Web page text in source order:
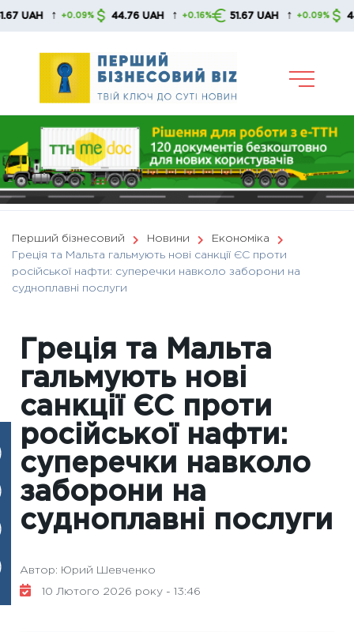
Skip
↑ +0.09% 44.76 UAH ↑ +0.16% 51.67 UAH ↑ +0.09% 44.76
Перший бізнесовий Новини
Економіка
Греція та Мальта гальмують нові санкції ЄС проти
російської нафти: суперечки навколо заборони на
судноплавні послуги
Греція та Мальта
гальмують нові
санкції ЄС проти
російської нафти:
суперечки навколо
заборони на
судноплавні послуги
Автор: Юрий Шевченко
10 Лютого 2026 року - 13:46